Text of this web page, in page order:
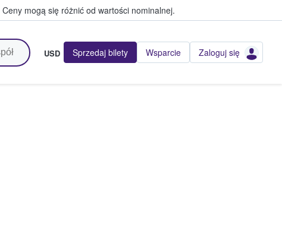
Ceny mogą się różnić od wartości nominalnej.
USD Sprzedaj bilety Wsparcie Zaloguj się